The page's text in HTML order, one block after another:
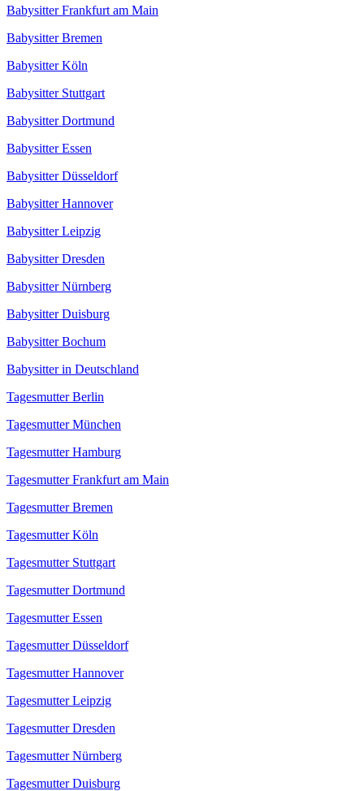
Babysitter Frankfurt am Main
Babysitter Bremen
Babysitter Köln
Babysitter Stuttgart
Babysitter Dortmund
Babysitter Essen
Babysitter Düsseldorf
Babysitter Hannover
Babysitter Leipzig
Babysitter Dresden
Babysitter Nürnberg
Babysitter Duisburg
Babysitter Bochum
Babysitter in Deutschland
Tagesmutter Berlin
Tagesmutter München
Tagesmutter Hamburg
Tagesmutter Frankfurt am Main
Tagesmutter Bremen
Tagesmutter Köln
Tagesmutter Stuttgart
Tagesmutter Dortmund
Tagesmutter Essen
Tagesmutter Düsseldorf
Tagesmutter Hannover
Tagesmutter Leipzig
Tagesmutter Dresden
Tagesmutter Nürnberg
Tagesmutter Duisburg